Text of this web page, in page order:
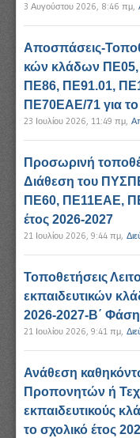
3 Αυγούστου 2026, 8:46 πμ,
Αποσπάσεις-
κών κλάδων
ΠΕ86, ΠΕ91.01,
ΠΕ70ΕΑΕ/71 για το
23 Ιουλίου 2026, 11:49 πμ,
Προσωρινή
Διάθεση του
ΠΕ60, ΠΕ11ΕΑΕ,
έτος 2026-2027
21 Ιουλίου 2026, 9:44 πμ,
Τοποθετήσεις
εκπαιδευτικών
2026-2027-Β΄ Φάση
21 Ιουλίου 2026, 9:41 πμ,
Ανάθεση
Προπονητών ή
εκπαιδευτικούς
το σχολικό έτος